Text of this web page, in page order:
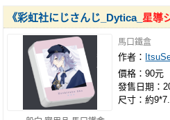
《彩虹社にじさんじ_Dytica_ 星導
馬口鐵盒
作者：
價格：90元
發售日期：
尺寸：約